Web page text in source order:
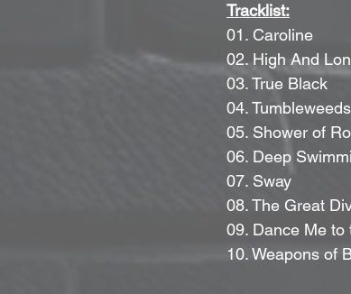
Tracklist:
01. Caroline
02. High And
03. True Black
04. Tumbleweeds
05. Shower of
06. Deep
07. Sway
08. The Great
09. Dance Me to
10. Weapons of